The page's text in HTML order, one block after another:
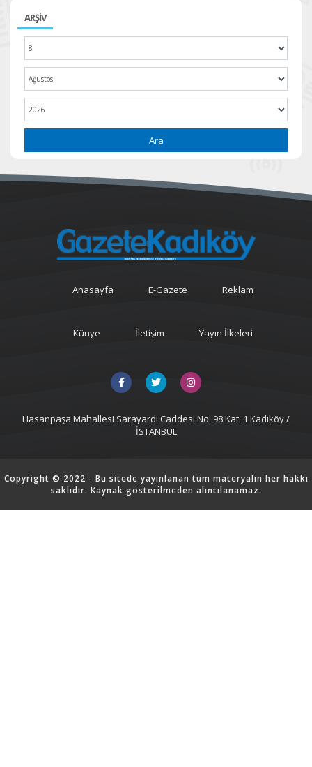
ARŞİV
Ara
Anasayfa E-Gazete Reklam
Künye İletişim Yayın İlkeleri
Hasanpaşa Mahallesi Sarayardi Caddesi No: 98 Kat: 1 Kadıköy /
İSTANBUL
Copyright © 2022 - Bu sitede yayınlanan tüm materyalin her hakkı
saklıdır. Kaynak gösterilmeden alıntılanamaz.